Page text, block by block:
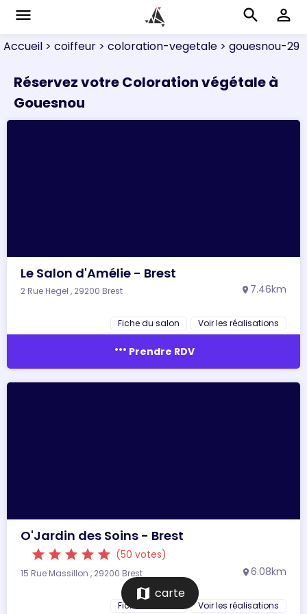
menu search perm_identity
Accueil > coiffeur > coloration-vegetale > gouesnou-29
Réservez votre Coloration végétale à
Gouesnou
Le Salon d'Amélie - Brest
2 Rue Hegel , 29200 Brest location_on 7.46km
Fiche du salon Voir les réalisations
more_horiz Prendre RDV
O'Jardin des Soins - Brest
star star star star star (50 votes)
15 Rue Massillon , 29200 Brest location_on 6.08km
Fiche du salon Voir les réalisations
map carte